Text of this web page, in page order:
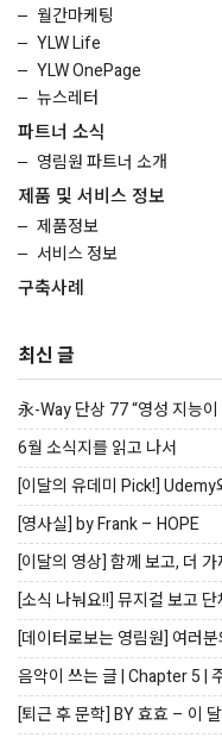
월간마케팅
YLW Life
YLW OnePage
뉴스레터
파트너 소식
영림원 파트너 소개
제품 및 서비스 정보
제품정보
서비스 정보
구축사례
최신 글
永-Way 단상 77 “영성 지능
6월 소식지를 읽고 나서
[이달의 유데미 Pick!] Udemy
[영사실] by Frank – HOPE
[이달의 영상] 함께 보고, 더
[소식 나눠요!!] 뮤지컬 보고 단
[데이터로보는 영림원] 여러
음악이 쓰는 글 | Chapter 5 |
[퇴근 후 문학] BY 효효 – 이